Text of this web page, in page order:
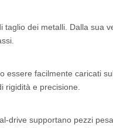
dei metalli. Dalla sua
essere facilmente caricati
rigidità e precisione.
drive supportano pezzi